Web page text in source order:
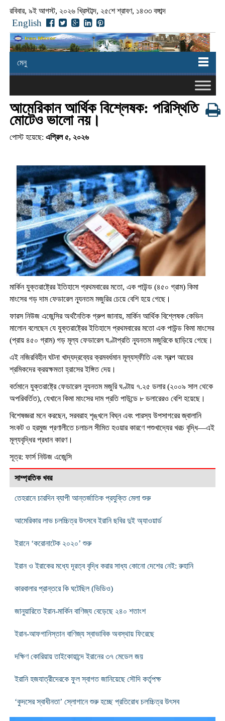
রবিবার, ৯ই আগস্ট, ২০২৬ খ্রিস্টাব্দ, ২৫শে শ্রাবণ, ১৪৩৩ বঙ্গাব্দ
English
মেনু
আমেরিকান আর্থিক বিশ্লেষক: পরিস্থিতি
মোটেও ভালো নয়।
পোস্ট হয়েছে: এপ্রিল ৫, ২০২৬
মার্কিন যুক্তরাষ্ট্রের ইতিহাসে প্রথমবারের মতো, এক পাউন্ড (৪৫০ গ্রাম) কিমা
মাংসের গড় দাম ফেডারেল ন্যূনতম মজুরির চেয়ে বেশি হয়ে গেছে।
ফারস নিউজ এজেন্সির অর্থনৈতিক গ্রুপ জানায়, মার্কিন আর্থিক বিশ্লেষক কেভিন
মালোন বলেছেন যে যুক্তরাষ্ট্রের ইতিহাসে প্রথমবারের মতো এক পাউন্ড কিমা মাংসের
(প্রায় ৪৫০ গ্রাম) গড় মূল্য ফেডারেল ঘণ্টাপ্রতি ন্যূনতম মজুরিকে ছাড়িয়ে গেছে।
এই নজিরবিহীন ঘটনা খাদ্যদ্রব্যের ক্রমবর্ধমান মূল্যস্ফীতি এবং স্বল্প আয়ের
শ্রমিকদের ক্রয়ক্ষমতা হ্রাসের ইঙ্গিত দেয়।
বর্তমানে যুক্তরাষ্ট্রে ফেডারেল ন্যূনতম মজুরি ঘণ্টায় ৭.২৫ ডলার (২০০৯ সাল থেকে
অপরিবর্তিত), যেখানে কিমা মাংসের দাম প্রতি পাউন্ডে ৮ ডলারেরও বেশি হয়েছে।
বিশেষজ্ঞরা মনে করছেন, সরবরাহ শৃঙ্খলে বিঘ্ন এবং পারস্য উপসাগরের জ্বালানি
সংকট ও হরমুজ প্রণালীতে চলাচল সীমিত হওয়ার কারণে পশুখাদ্যের খরচ বৃদ্ধি—এই
মূল্যবৃদ্ধির প্রধান কারণ।
সূত্র: ফার্স নিউজ এজেন্সি
সাম্প্রতিক খবর
তেহরানে চারদিন ব্যাপী আন্তর্জাতিক প্রযুক্তি মেলা শুরু
আমেরিকার লাভ চলচ্চিত্র উৎসবে ইরানি ছবির দুই অ্যাওয়ার্ড
ইরানে ‘করোনাটেক ২০২০’ শুরু
ইরান ও ইরাকের মধ্যে দূরত্ব বৃদ্ধি করার সাধ্য কোনো দেশের নেই: রুহানি
কারবালার প্রান্তরে কি ঘটেছিল (ভিডিও)
জানুয়ারিতে ইরান-মার্কিন বাণিজ্য বেড়েছে ২৪০ শতাংশ
ইরান-আফগানিস্তান বাণিজ্য স্বাভাবিক অবস্থায় ফিরেছে
দক্ষিণ কোরিয়ায় তাইকোয়ান্দে ইরানের ৩৭ মেডেল জয়
ইরানি হজযাত্রীদেরকে ফুল স্বাগত জানিয়েছে সৌদি কর্তৃপক্ষ
‘কুদসের স্বাধীনতা’ স্লোগানে শুরু হচ্ছে প্রতিরোধ চলচ্চিত্র উৎসব